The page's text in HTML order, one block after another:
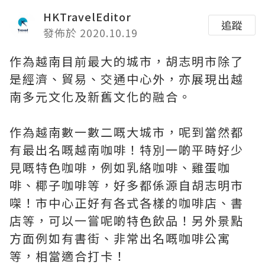
HKTravelEditor
發佈於 2020.10.19
追蹤
作為越南目前最大的城市，胡志明市除了
是經濟、貿易、交通中心外，亦展現出越
南多元文化及新舊文化的融合。
作為越南數一數二嘅大城市，呢到當然都
有最出名嘅越南咖啡！特別一啲平時好少
見嘅特色咖啡，例如乳絡咖啡、雞蛋咖
啡、椰子咖啡等，好多都係源自胡志明市
㗎！市中心正好有各式各樣的咖啡店、書
店等，可以一嘗呢啲特色飲品！另外景點
方面例如有書街、非常出名嘅咖啡公寓
等，相當適合打卡！